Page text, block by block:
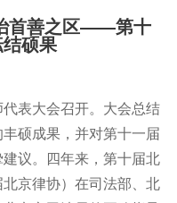
首善之区——第十
硕果
表大会召开。大会总结
硕成果，并对第十一届
议。四年来，第十届北
京律协）在司法部、北